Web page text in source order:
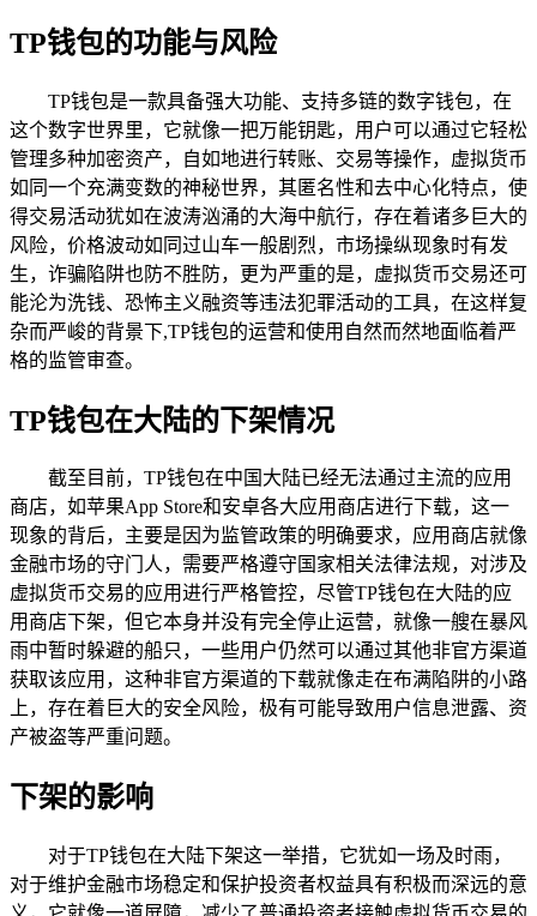
TP钱包的功能与风险
TP钱包是一款具备强大功能、支持多链的数字钱包，在
这个数字世界里，它就像一把万能钥匙，用户可以通过它轻松
管理多种加密资产，自如地进行转账、交易等操作，虚拟货币
如同一个充满变数的神秘世界，其匿名性和去中心化特点，使
得交易活动犹如在波涛汹涌的大海中航行，存在着诸多巨大的
风险，价格波动如同过山车一般剧烈，市场操纵现象时有发
生，诈骗陷阱也防不胜防，更为严重的是，虚拟货币交易还可
能沦为洗钱、恐怖主义融资等违法犯罪活动的工具，在这样复
杂而严峻的背景下,TP钱包的运营和使用自然而然地面临着严
格的监管审查。
TP钱包在大陆的下架情况
截至目前，TP钱包在中国大陆已经无法通过主流的应用
商店，如苹果App Store和安卓各大应用商店进行下载，这一
现象的背后，主要是因为监管政策的明确要求，应用商店就像
金融市场的守门人，需要严格遵守国家相关法律法规，对涉及
虚拟货币交易的应用进行严格管控，尽管TP钱包在大陆的应
用商店下架，但它本身并没有完全停止运营，就像一艘在暴风
雨中暂时躲避的船只，一些用户仍然可以通过其他非官方渠道
获取该应用，这种非官方渠道的下载就像走在布满陷阱的小路
上，存在着巨大的安全风险，极有可能导致用户信息泄露、资
产被盗等严重问题。
下架的影响
对于TP钱包在大陆下架这一举措，它犹如一场及时雨，
对于维护金融市场稳定和保护投资者权益具有积极而深远的意